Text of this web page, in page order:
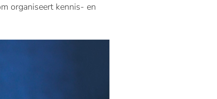
organiseert kennis- en